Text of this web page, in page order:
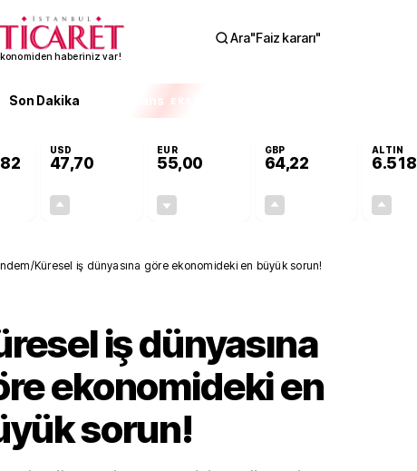
haberiniz var!
Ara"Faiz kararı"
Son Dakika Finans EKSTRA
USD
47,70
EUR
55,00
GBP
64,22
ALTIN
6.518
/Küresel iş dünyasına göre ekonomideki en büyük sorun!
iş dünyasına
ekonomideki en
sorun!